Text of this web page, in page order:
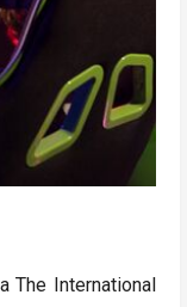
The International